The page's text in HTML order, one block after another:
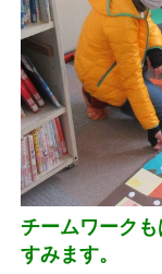
チームワーク
すみます。